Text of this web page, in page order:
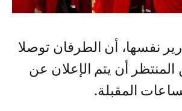
نفسها، أن الطرفان توصلا
المنتظر أن يتم الإعلان عن
المقبلة.